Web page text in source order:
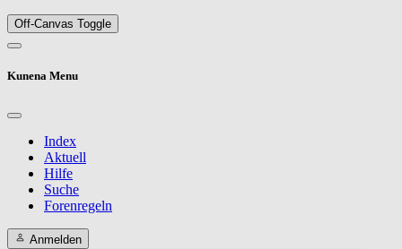
Off-Canvas Toggle
Kunena Menu
Index
Aktuell
Hilfe
Suche
Forenregeln
Anmelden